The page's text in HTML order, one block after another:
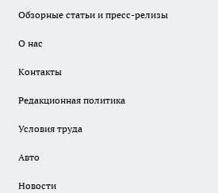
Обзорные статьи и пресс-релизы
О нас
Контакты
Редакционная политика
Условия труда
Авто
Новости